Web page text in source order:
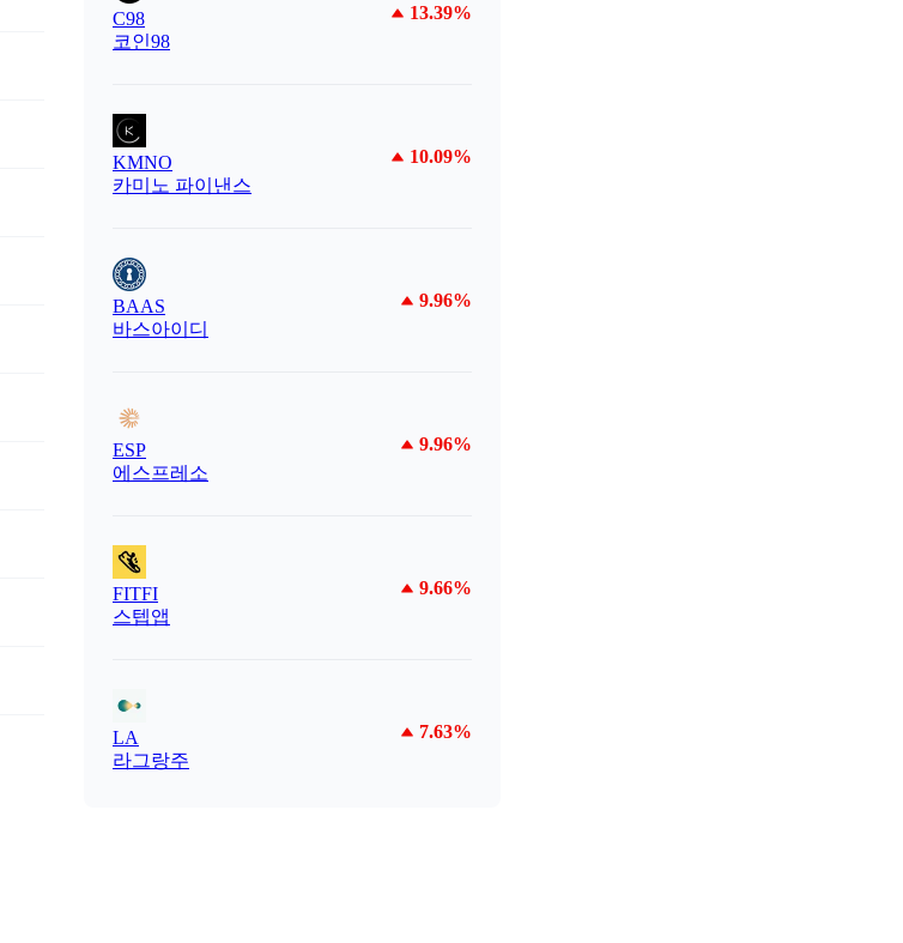
C98
코인98
13.39%
KMNO
카미노 파이낸스
10.09%
BAAS
바스아이디
9.96%
ESP
에스프레소
9.96%
FITFI
스텝앱
9.66%
LA
라그랑주
7.63%